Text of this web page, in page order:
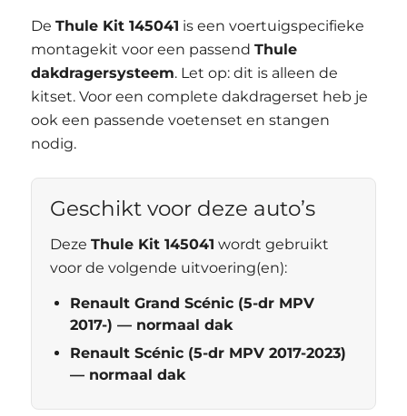
DeThule Kit 145041 is een voertuigspecifieke
montagekit voor een passendThule
dakdragersysteem. Let op: dit is alleen de
kitset. Voor een complete dakdragerset heb je
ook een passende voetenset en stangen
nodig.
Geschikt voor deze auto’s
DezeThule Kit 145041 wordt gebruikt
voor de volgende uitvoering(en):
Renault Grand Scénic (5-dr MPV
2017-) — normaal dak
Renault Scénic (5-dr MPV 2017-2023)
— normaal dak